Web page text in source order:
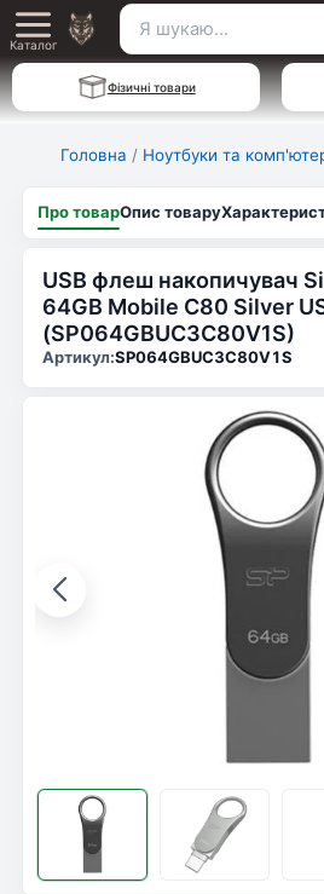
Перейти
до
вмісту
Main
Menu
Каталог
Пошук
для:
Фізичні товари
Головна / Ноутбуки та
Про товарОпис товару
USB флеш накопичувач
64GB Mobile C80 Silver
(SP064GBUC3C80V1S)
Артикул:SP064GBUC3C80V1S